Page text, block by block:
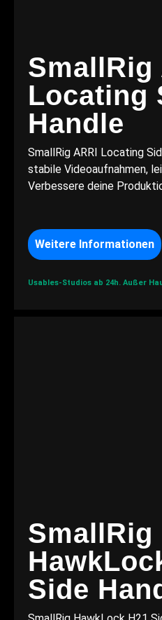
SmallRig
Locating
Handle
SmallRig ARRI Locating
stabile Videoaufnahmen,
Verbessere deine
Weitere Informationen
Usables-Studios ab 24h. Außer
SmallRig
Side